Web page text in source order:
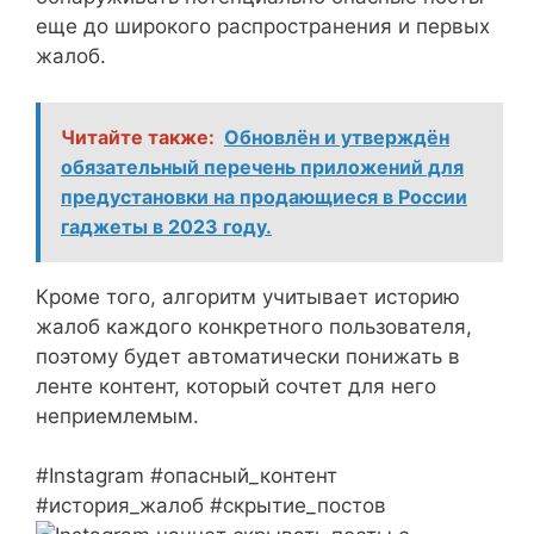
еще до широкого распространения и первых
жалоб.
Читайте также: Обновлён и утверждён
обязательный перечень приложений для
предустановки на продающиеся в России
гаджеты в 2023 году.
Кроме того, алгоритм учитывает историю
жалоб каждого конкретного пользователя,
поэтому будет автоматически понижать в
ленте контент, который сочтет для него
неприемлемым.
#Instagram #опасный_контент
#история_жалоб #скрытие_постов